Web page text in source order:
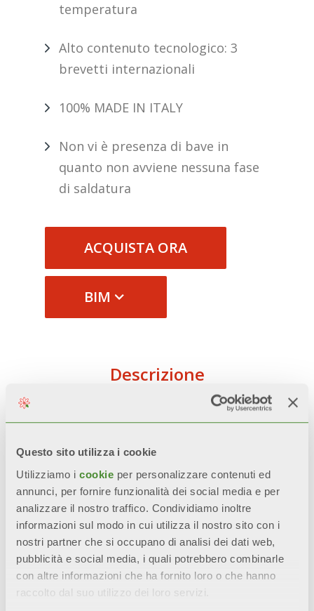
Questo sito utilizza i cookie
Utilizziamo i cookie per personalizzare contenuti ed
annunci, per fornire funzionalità dei social media e per
analizzare il nostro traffico. Condividiamo inoltre
informazioni sul modo in cui utilizza il nostro sito con i
nostri partner che si occupano di analisi dei dati web,
pubblicità e social media, i quali potrebbero combinarle
con altre informazioni che ha fornito loro o che hanno
raccolto dal suo utilizzo dei loro servizi.
temperatura
Alto contenuto tecnologico: 3
brevetti internazionali
100% MADE IN ITALY
Non vi è presenza di bave in
quanto non avviene nessuna fase
di saldatura
ACQUISTA ORA
BIM
Descrizione
Dati Tecnici
Documentazione
Tutti i modelliBLITZ SUPER B4sono
garantiti10 anni dalla data di
installazione da difetti di